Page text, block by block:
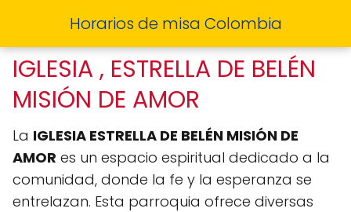
Horarios de misa Colombia
IGLESIA , ESTRELLA DE BELÉN
MISIÓN DE AMOR
La IGLESIA ESTRELLA DE BELÉN MISIÓN DE
AMOR es un espacio espiritual dedicado a la
comunidad, donde la fe y la esperanza se
entrelazan. Esta parroquia ofrece diversas